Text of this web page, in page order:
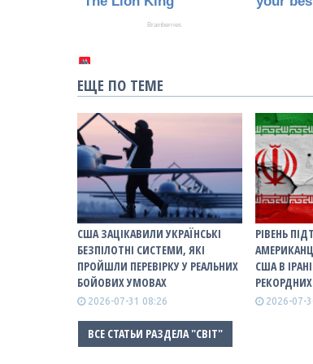
ЕЩЕ ПО ТЕМЕ
США ЗАЦІКАВИЛИ УКРАЇНСЬКІ
БЕЗПІЛОТНІ СИСТЕМИ, ЯКІ
ПРОЙШЛИ ПЕРЕВІРКУ У РЕАЛЬНИХ
БОЙОВИХ УМОВАХ
2026-07-31 08:26
РІВЕНЬ
США В
2026-07-
ВСЕ СТАТЬИ РАЗДЕЛА "СВІТ"